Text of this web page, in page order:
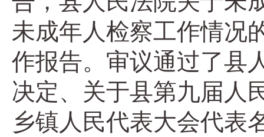
未成年人检察工作情况
作报告。审议通过了县
决定、关于县第九届人
乡镇人民代表大会代表